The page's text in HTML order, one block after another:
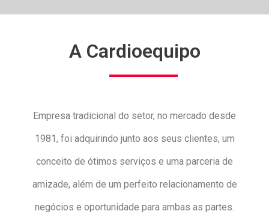
A Cardioequipo
Empresa tradicional do setor, no mercado desde
1981, foi adquirindo junto aos seus clientes, um
conceito de ótimos serviços e uma parceria de
amizade, além de um perfeito relacionamento de
negócios e oportunidade para ambas as partes.